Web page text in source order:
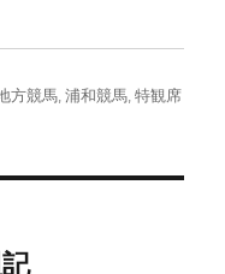
方競馬,浦和競馬,特観席